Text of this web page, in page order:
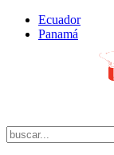
Ecuador
Panamá